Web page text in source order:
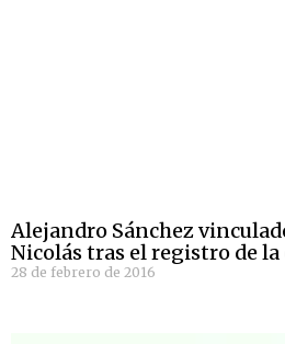
Alejandro Sánchez
Nicolás tras el registro de la
28 de febrero de 2016